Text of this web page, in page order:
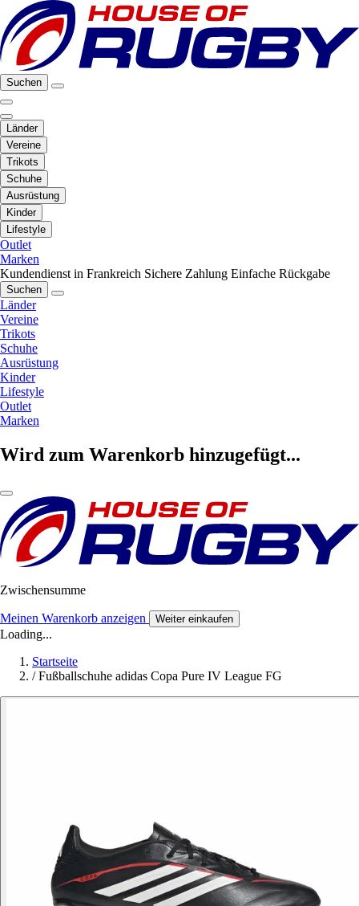
Suchen
Länder
Vereine
Trikots
Schuhe
Ausrüstung
Kinder
Lifestyle
Outlet
Marken
Kundendienst in Frankreich Sichere Zahlung Einfache Rückgabe
Suchen
Länder
Vereine
Trikots
Schuhe
Ausrüstung
Kinder
Lifestyle
Outlet
Marken
Wird zum Warenkorb hinzugefügt...
Zwischensumme
Meinen Warenkorb anzeigen Weiter einkaufen
Loading...
Startseite
/ Fußballschuhe adidas Copa Pure IV League FG